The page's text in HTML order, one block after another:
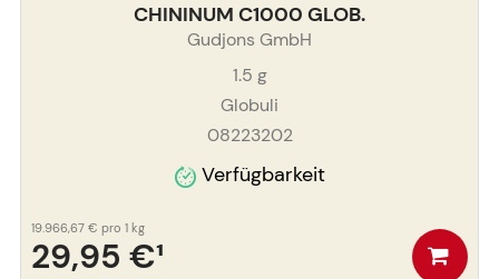
CHININUM C1000 GLOB.
Gudjons GmbH
1.5 g
Globuli
08223202
Verfügbarkeit
29,95 €¹
19.966,67 € pro 1 kg